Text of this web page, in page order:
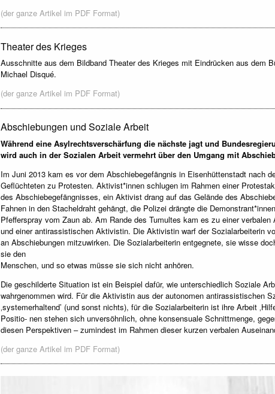
(der ganze Artikel im PDF Format)
Theater des Krieges
Ausschnitte aus dem Bildband Theater des Krieges mit Eindrücken aus dem
Michael Disqué.
(der ganze Artikel im PDF Format)
Abschiebungen und Soziale Arbeit
Während eine Asylrechtsverschärfung die nächste jagt und
wird auch in der Sozialen Arbeit vermehrt über den Umgang mit
Im Juni 2013 kam es vor dem Abschiebegefängnis in Eisenhüttenstadt nach
Geflüchteten zu Protesten. Aktivist*innen schlugen im Rahmen einer
des Abschiebegefängnisses, ein Aktivist drang auf das Gelände des
Fahnen in den Stacheldraht gehängt, die Polizei drängte die
Pfefferspray vom Zaun ab. Am Rande des Tumultes kam es zu einer
und einer antirassistischen Aktivistin. Die Aktivistin warf der Sozialarbeiterin
an Abschiebungen mitzuwirken. Die Sozialarbeiterin entgegnete, sie wisse
sie den
Menschen, und so etwas müsse sie sich nicht anhören.
Die geschilderte Situation ist ein Beispiel dafür, wie unterschiedlich Soziale
wahrgenommen wird. Für die Aktivistin aus der autonomen antirassistischen
‚systemerhaltend’ (und sonst nichts), für die Sozialarbeiterin ist ihre Arbeit
Positio- nen stehen sich unversöhnlich, ohne konsensuale Schnittmenge,
diesen Perspektiven – zumindest im Rahmen dieser kurzen verbalen
(der ganze Artikel im PDF Format)